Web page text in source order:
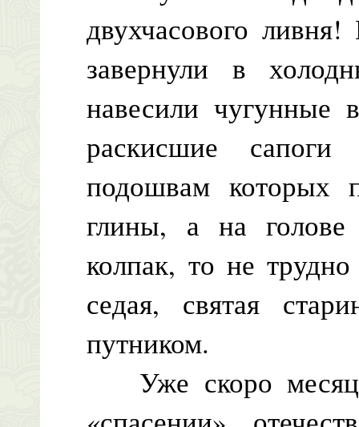
двухчасового
завернули в
навесили чугунные
раскисшие
подошвам которых
глины, а на
колпак, то не
седая, святая
путником.
Уже скоро месяц